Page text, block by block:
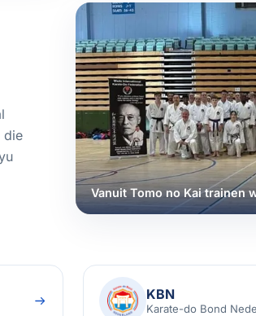
die
Vanuit Tomo no Kai trainen
KBN
Karate-do Bond